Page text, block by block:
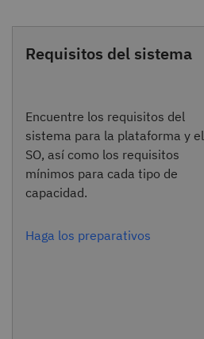
Requisitos del sistema
Encuentre los requisitos del
sistema para la plataforma y el
SO, así como los requisitos
mínimos para cada tipo de
capacidad.
Haga los preparativos